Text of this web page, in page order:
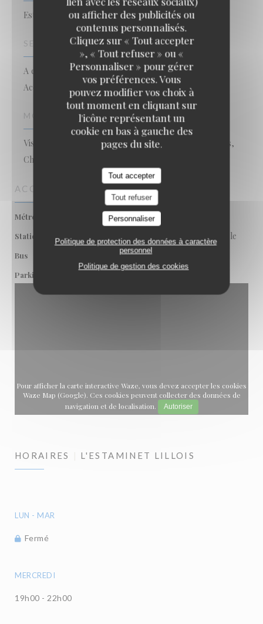
ou afficher des publicités ou
contenus personnalisés.
Cliquez sur « Tout accepter
», « Tout refuser » ou «
Personnaliser » pour gérer
vos préférences. Vous
pouvez modifier vos choix à
tout moment en cliquant sur
l'icône représentant un
cookie en bas à gauche des
pages du site.
Tout accepter
Tout refuser
Personnaliser
Politique de protection des données à caractère
personnel
Politique de gestion des cookies
Estaminet flamand
SERVICES
A emporter, Privatisation, Parking public à proximité,
Accès Wifi, Accès aux personnes à mobilité réduite
MOYENS DE PAIEMENT
Visa, Titres restaurant, Eurocard/Mastercard, Espèces,
Chèques, Carte Bleue
ACCÈS
Métro Rihour
Station de vélos Rue Royale / Nouveau Siècle
Bus Navette Vieux Lille
Parking
Pour afficher la carte interactive Waze, vous devez accepter les cookies
Waze Map (Google). Ces cookies peuvent collecter des données de
navigation et de localisation.
Autoriser
HORAIRES L'ESTAMINET LILLOIS
LUN - MAR
Fermé
MERCREDI
19h00 - 22h00